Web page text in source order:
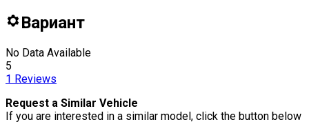
Вариант
No Data Available
5
1 Reviews
Request a Similar Vehicle
If you are interested in a similar model, click the button below